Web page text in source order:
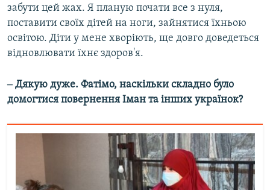
забути цей жах. Я планую почати все з нуля,
поставити своїх дітей на ноги, зайнятися їхньою
освітою. Діти у мене хворіють, ще довго доведеться
відновлювати їхнє здоров'я.
‒ Дякую дуже. Фатімо, наскільки складно було
домогтися повернення Іман та інших українок?